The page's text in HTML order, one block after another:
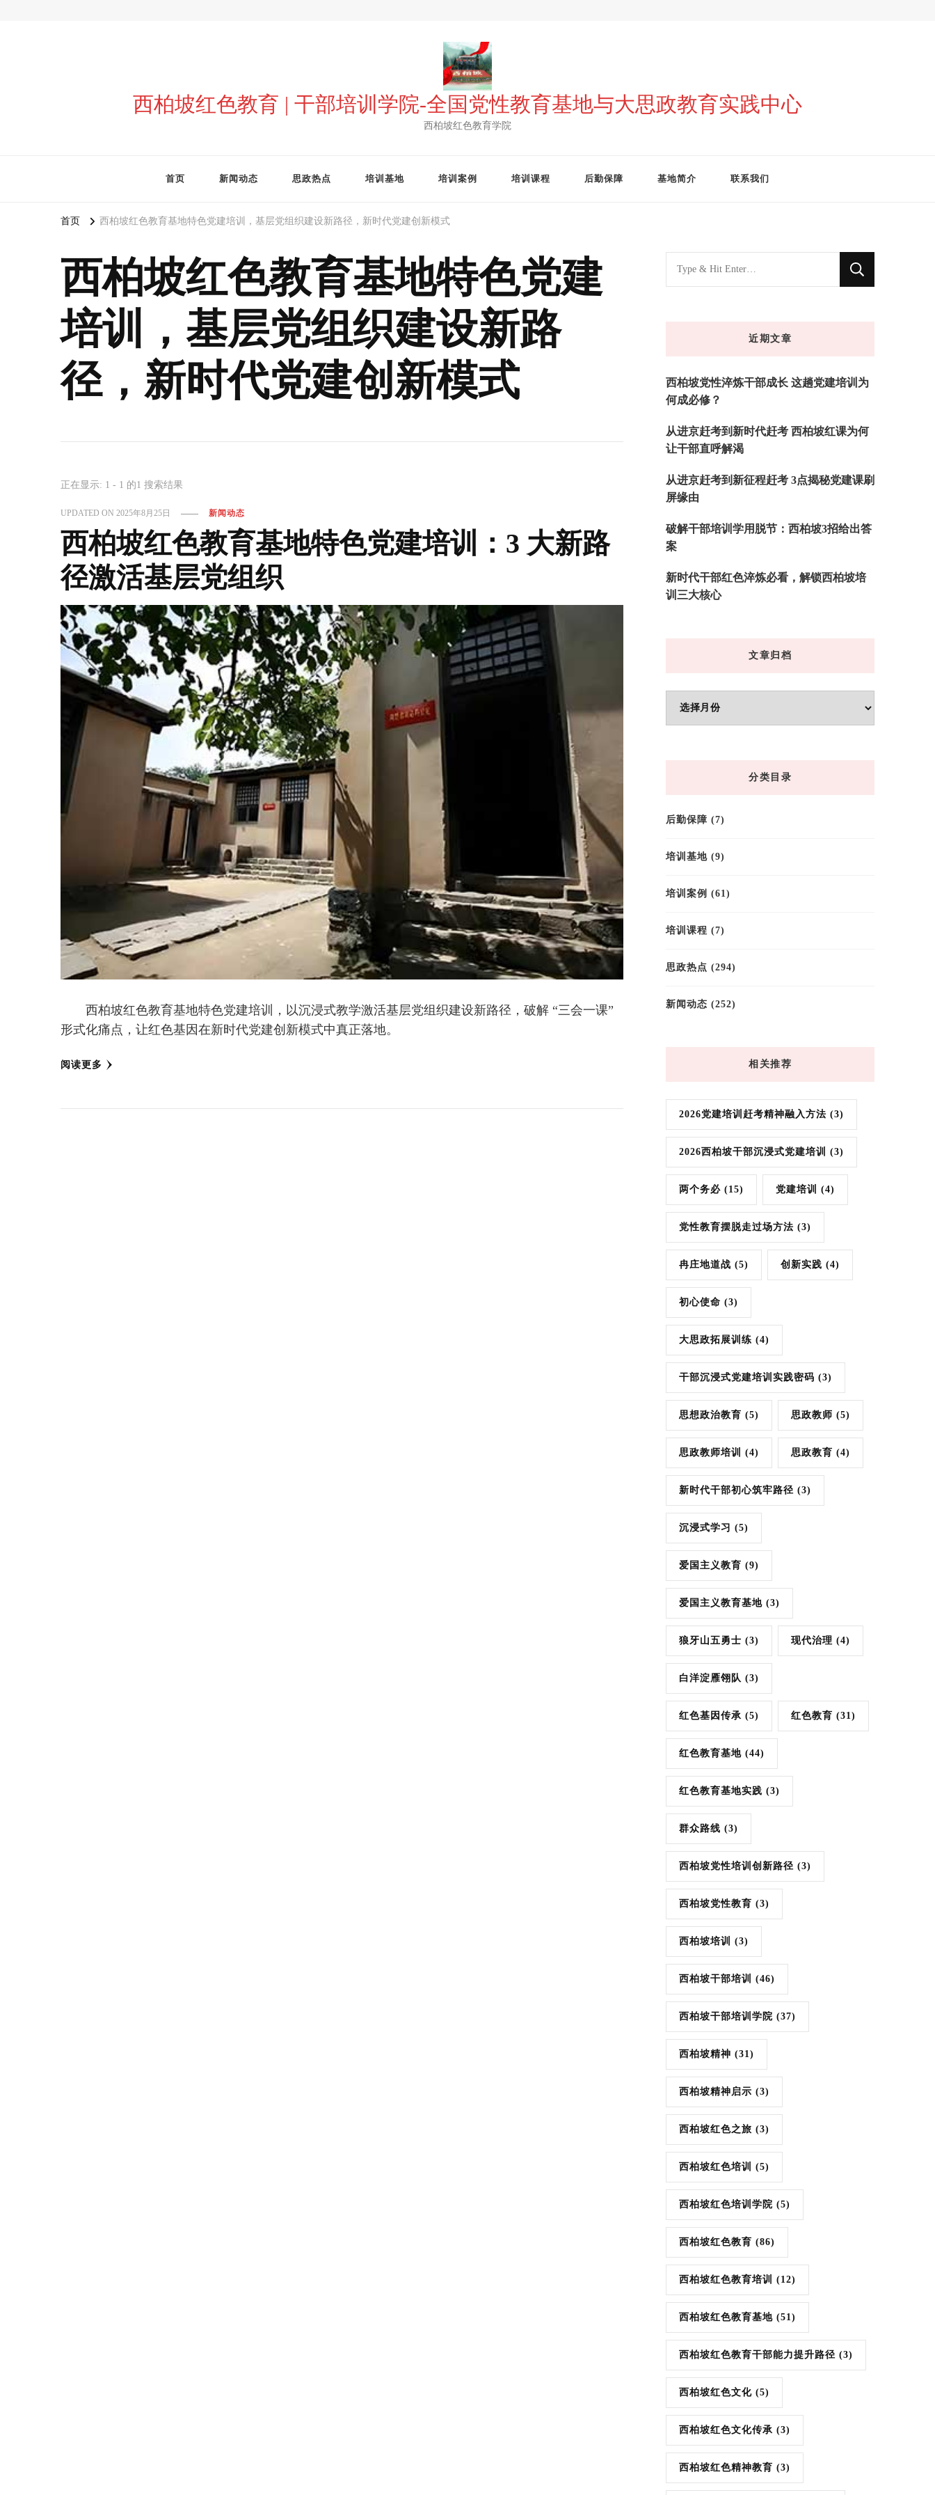
西柏坡红色教育 | 干部培训学院-全国党性教育基地与大思政教育实践中心
西柏坡红色教育学院
首页 新闻动态 思政热点 培训基地 培训案例 培训课程 后勤保障 基地简介 联系我们
首页 西柏坡红色教育基地特色党建培训，基层党组织建设新路径，新时代党建创新模式
西柏坡红色教育基地特色党建
培训，基层党组织建设新路
径，新时代党建创新模式
正在显示: 1 - 1 的1 搜索结果
UPDATED ON2025年8月25日 新闻动态
西柏坡红色教育基地特色党建培训：3 大新路
径激活基层党组织
西柏坡红色教育基地特色党建培训，以沉浸式教学激活基层党组织建设新路径，破解 “三会一课”
形式化痛点，让红色基因在新时代党建创新模式中真正落地。
阅读更多
找
什
近期文章
西柏坡党性淬炼干部成长 这趟党建培训为
何成必修？
从进京赶考到新时代赶考 西柏坡红课为何
让干部直呼解渴
从进京赶考到新征程赶考 3点揭秘党建课刷
屏缘由
破解干部培训学用脱节：西柏坡3招给出答
案
新时代干部红色淬炼必看，解锁西柏坡培
训三大核心
文章归档
章
分类目录
后勤保障 (7)
培训基地 (9)
培训案例 (61)
培训课程 (7)
思政热点 (294)
新闻动态 (252)
相关推荐
2026党建培训赶考精神融入方法 (3)
2026西柏坡干部沉浸式党建培训 (3)
两个务必 (15) 党建培训 (4)
党性教育摆脱走过场方法 (3)
冉庄地道战 (5) 创新实践 (4)
初心使命 (3)
大思政拓展训练 (4)
干部沉浸式党建培训实践密码 (3)
思想政治教育 (5) 思政教师 (5)
思政教师培训 (4) 思政教育 (4)
新时代干部初心筑牢路径 (3)
沉浸式学习 (5)
爱国主义教育 (9)
爱国主义教育基地 (3)
狼牙山五勇士 (3) 现代治理 (4)
白洋淀雁翎队 (3)
红色基因传承 (5) 红色教育 (31)
红色教育基地 (44)
红色教育基地实践 (3)
群众路线 (3)
西柏坡党性培训创新路径 (3)
西柏坡党性教育 (3)
西柏坡培训 (3)
西柏坡干部培训 (46)
西柏坡干部培训学院 (37)
西柏坡精神 (31)
西柏坡精神启示 (3)
西柏坡红色之旅 (3)
西柏坡红色培训 (5)
西柏坡红色培训学院 (5)
西柏坡红色教育 (86)
西柏坡红色教育培训 (12)
西柏坡红色教育基地 (51)
西柏坡红色教育干部能力提升路径 (3)
西柏坡红色文化 (5)
西柏坡红色文化传承 (3)
西柏坡红色精神教育 (3)